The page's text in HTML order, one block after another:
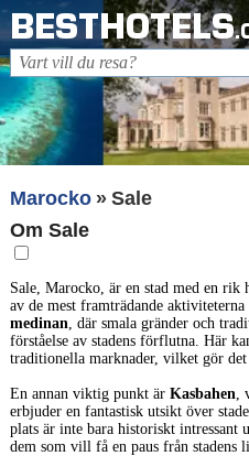
BESTHOTELS
Marocko
Sale
Om Sale
Sale, Marocko, är en stad med en
av de mest framträdande
medinan, där smala gränder och
förståelse av stadens förflutna. Här
traditionella marknader, vilket gör
En annan viktig punkt är Kasbahen,
erbjuder en fantastisk utsikt över
plats är inte bara historiskt
dem som vill få en paus från stadens